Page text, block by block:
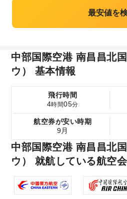
最安値を
中部国際空港 南昌昌北
ウ） 基本情報
飛行時間
4時間05分
航空券が安い時期
9月
中部国際空港 南昌昌北
ウ） 就航している航空